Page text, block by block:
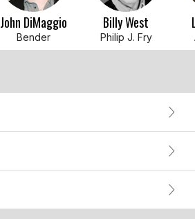
John DiMaggio
Bender
Billy West
Philip J. Fry